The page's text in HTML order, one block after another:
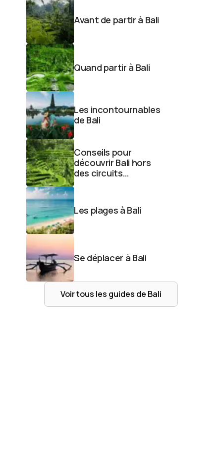
Avant de partir à Bali
Quand partir à Bali
Les incontournables
de Bali
Conseils pour
découvrir Bali hors
des circuits
Les plages à Bali
Se déplacer à Bali
Voir tous les guides de Bali